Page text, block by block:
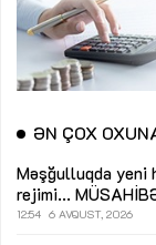
ƏN ÇOX
Məşğulluqda yeni
rejimi...
12:54 6 AVQUST, 2026